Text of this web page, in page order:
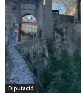
Diputació